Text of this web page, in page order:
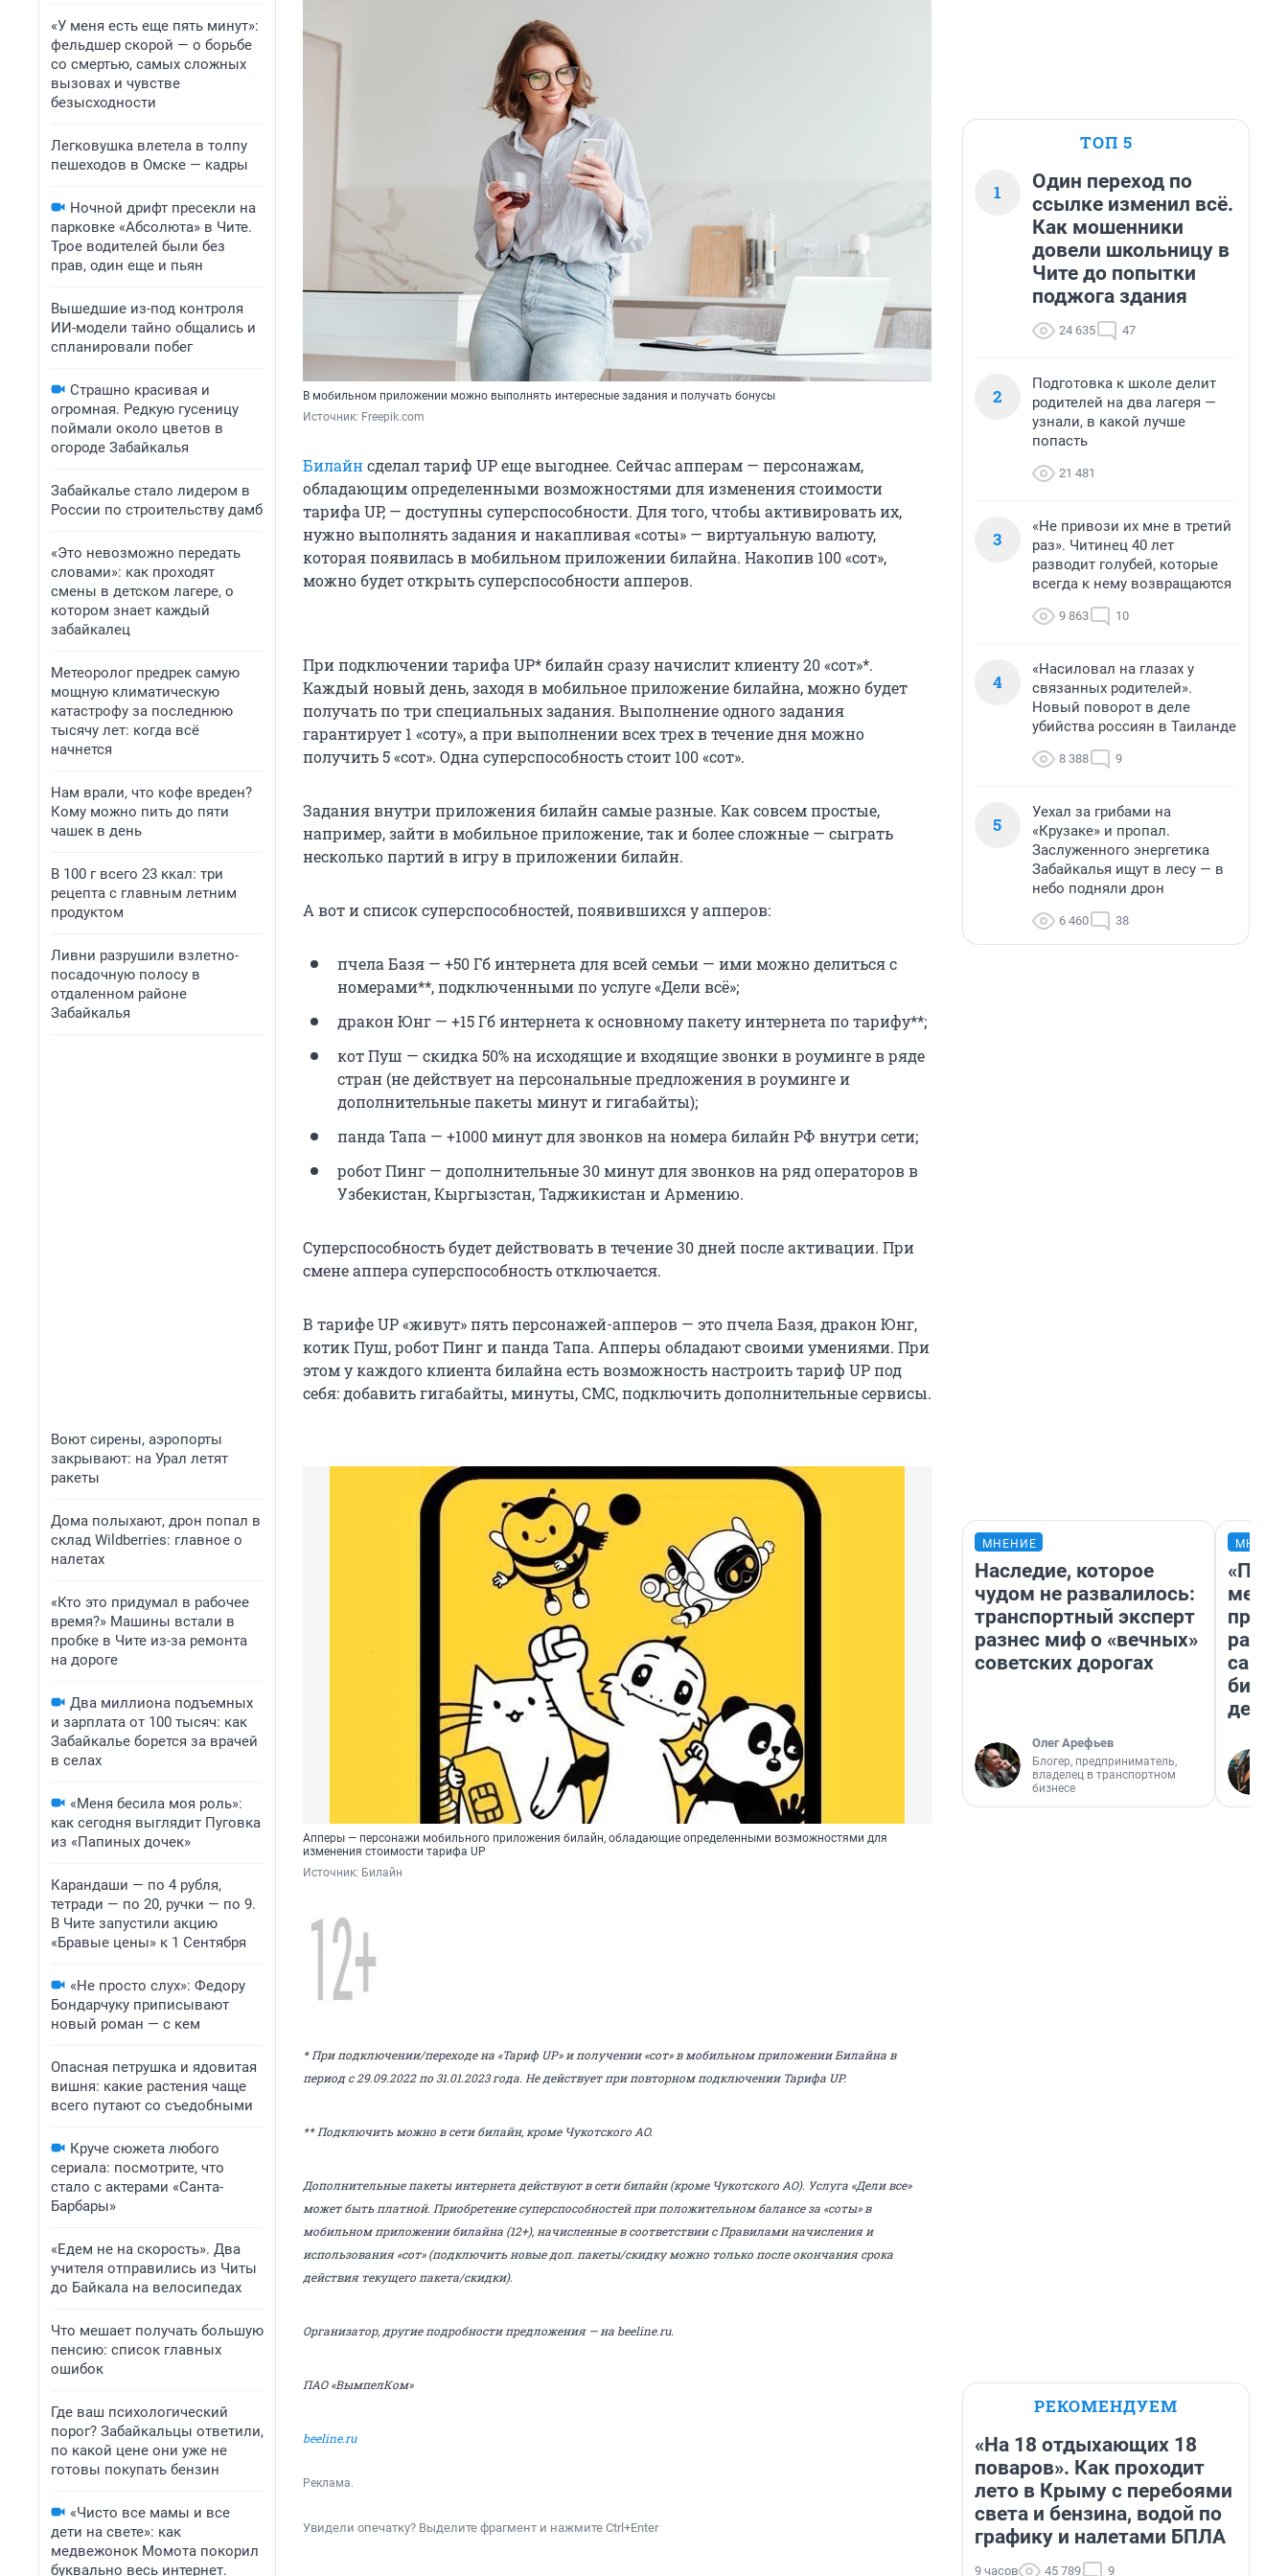
«У меня есть еще пять минут»:
фельдшер скорой — о борьбе
со смертью, самых сложных
вызовах и чувстве
безысходности
Легковушка влетела в толпу
пешеходов в Омске — кадры
Ночной дрифт пресекли на
парковке «Абсолюта» в Чите.
Трое водителей были без
прав, один еще и пьян
Вышедшие из-под контроля
ИИ-модели тайно общались и
спланировали побег
Страшно красивая и
огромная. Редкую гусеницу
поймали около цветов в
огороде Забайкалья
Забайкалье стало лидером в
России по строительству дамб
«Это невозможно передать
словами»: как проходят
смены в детском лагере, о
котором знает каждый
забайкалец
Метеоролог предрек самую
мощную климатическую
катастрофу за последнюю
тысячу лет: когда всё
начнется
Нам врали, что кофе вреден?
Кому можно пить до пяти
чашек в день
В 100 г всего 23 ккал: три
рецепта с главным летним
продуктом
Ливни разрушили взлетно-
посадочную полосу в
отдаленном районе
Забайкалья
Воют сирены, аэропорты
закрывают: на Урал летят
ракеты
Дома полыхают, дрон попал в
склад Wildberries: главное о
налетах
«Кто это придумал в рабочее
время?» Машины встали в
пробке в Чите из-за ремонта
на дороге
Два миллиона подъемных
и зарплата от 100 тысяч: как
Забайкалье борется за врачей
в селах
«Меня бесила моя роль»:
как сегодня выглядит Пуговка
из «Папиных дочек»
Карандаши — по 4 рубля,
тетради — по 20, ручки — по 9.
В Чите запустили акцию
«Бравые цены» к 1 Сентября
«Не просто слух»: Федору
Бондарчуку приписывают
новый роман — с кем
Опасная петрушка и ядовитая
вишня: какие растения чаще
всего путают со съедобными
Круче сюжета любого
сериала: посмотрите, что
стало с актерами «Санта-
Барбары»
«Едем не на скорость». Два
учителя отправились из Читы
до Байкала на велосипедах
Что мешает получать большую
пенсию: список главных
ошибок
Где ваш психологический
порог? Забайкальцы ответили,
по какой цене они уже не
готовы покупать бензин
«Чисто все мамы и все
дети на свете»: как
медвежонок Момота покорил
буквально весь интернет.
В мобильном приложении можно выполнять интересные задания и получать бонусы
Источник: Freepik.com
Билайнсделал тариф UP еще выгоднее. Сейчас апперам — персонажам,
обладающим определенными возможностями для изменения стоимости
тарифа UP, — доступны суперспособности. Для того, чтобы активировать их,
нужно выполнять задания и накапливая «соты» — виртуальную валюту,
которая появилась в мобильном приложении билайна. Накопив 100 «сот»,
можно будет открыть суперспособности апперов.
При подключении тарифа UP* билайн сразу начислит клиенту 20 «сот»*.
Каждый новый день, заходя в мобильное приложение билайна, можно будет
получать по три специальных задания. Выполнение одного задания
гарантирует 1 «соту», а при выполнении всех трех в течение дня можно
получить 5 «сот». Одна суперспособность стоит 100 «сот».
Задания внутри приложения билайн самые разные. Как совсем простые,
например, зайти в мобильное приложение, так и более сложные — сыграть
несколько партий в игру в приложении билайн.
А вот и список суперспособностей, появившихся у апперов:
пчела Базя — +50 Гб интернета для всей семьи — ими можно делиться с
номерами**, подключенными по услуге «Дели всё»;
дракон Юнг — +15 Гб интернета к основному пакету интернета по тарифу**;
кот Пуш — скидка 50% на исходящие и входящие звонки в роуминге в ряде
стран (не действует на персональные предложения в роуминге и
дополнительные пакеты минут и гигабайты);
панда Тапа — +1000 минут для звонков на номера билайн РФ внутри сети;
робот Пинг — дополнительные 30 минут для звонков на ряд операторов в
Узбекистан, Кыргызстан, Таджикистан и Армению.
Суперспособность будет действовать в течение 30 дней после активации. При
смене аппера суперспособность отключается.
В тарифе UP «живут» пять персонажей-апперов — это пчела Базя, дракон Юнг,
котик Пуш, робот Пинг и панда Тапа. Апперы обладают своими умениями. При
этом у каждого клиента билайна есть возможность настроить тариф UP под
себя: добавить гигабайты, минуты, СМС, подключить дополнительные сервисы.
Апперы — персонажи мобильного приложения билайн, обладающие определенными возможностями для
изменения стоимости тарифа UP
Источник: Билайн
* При подключении/переходе на «Тариф UP» и получении «сот» в мобильном приложении Билайна в
период с 29.09.2022 по 31.01.2023 года. Не действует при повторном подключении Тарифа UP.
** Подключить можно в сети билайн, кроме Чукотского АО.
Дополнительные пакеты интернета действуют в сети билайн (кроме Чукотского АО). Услуга «Дели все»
может быть платной. Приобретение суперспособностей при положительном балансе за «соты» в
мобильном приложении билайна (12+), начисленные в соответствии с Правилами начисления и
использования «сот» (подключить новые доп. пакеты/скидку можно только после окончания срока
действия текущего пакета/скидки).
Организатор, другие подробности предложения — на beeline.ru.
ПАО«ВымпелКом»
beeline.ru
Реклама.
Увидели опечатку? Выделите фрагмент и нажмите Ctrl+Enter
ТОП 5
1
Один переход по
ссылке изменил всё.
Как мошенники
довели школьницу в
Чите до попытки
поджога здания
24 635 47
2
Подготовка к школе делит
родителей на два лагеря —
узнали, в какой лучше
попасть
21 481
3
«Не привози их мне в третий
раз». Читинец 40 лет
разводит голубей, которые
всегда к нему возвращаются
9 863 10
4
«Насиловал на глазах у
связанных родителей».
Новый поворот в деле
убийства россиян в Таиланде
8 388 9
5
Уехал за грибами на
«Крузаке» и пропал.
Заслуженного энергетика
Забайкалья ищут в лесу — в
небо подняли дрон
6 460 38
МНЕНИЕ
Наследие, которое
чудом не развалилось:
транспортный эксперт
разнес миф о «вечных»
советских дорогах
Олег Арефьев
Блогер, предприниматель,
владелец в транспортном
бизнесе
РЕКОМЕНДУЕМ
«На 18 отдыхающих 18
поваров». Как проходит
лето в Крыму с перебоями
света и бензина, водой по
графику и налетами БПЛА
9 часов 45 789 9